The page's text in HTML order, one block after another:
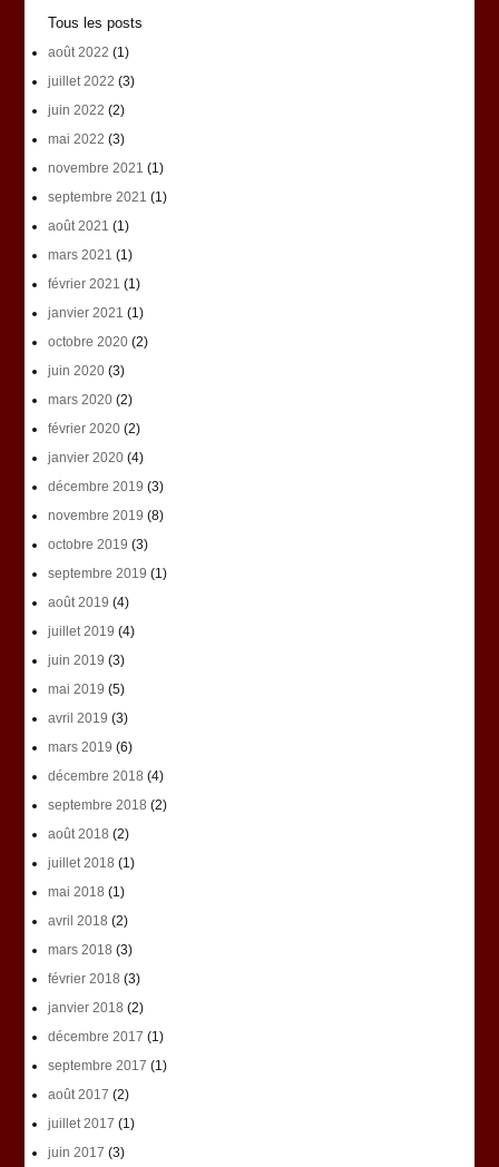
Tous les posts
août 2022 (1)
juillet 2022 (3)
juin 2022 (2)
mai 2022 (3)
novembre 2021 (1)
septembre 2021 (1)
août 2021 (1)
mars 2021 (1)
février 2021 (1)
janvier 2021 (1)
octobre 2020(2)
juin 2020(3)
mars 2020(2)
février 2020(2)
janvier 2020(4)
décembre 2019 (3)
novembre 2019 (8)
octobre 2019 (3)
septembre 2019 (1)
août 2019 (4)
juillet 2019 (4)
juin 2019 (3)
mai 2019 (5)
avril 2019 (3)
mars 2019 (6)
décembre 2018 (4)
septembre 2018 (2)
août 2018 (2)
juillet 2018 (1)
mai 2018 (1)
avril 2018 (2)
mars 2018 (3)
février 2018 (3)
janvier 2018 (2)
décembre 2017 (1)
septembre 2017 (1)
août 2017 (2)
juillet 2017 (1)
juin 2017 (3)